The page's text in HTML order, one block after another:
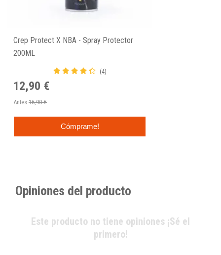
Crep Protect X NBA - Spray Protector
200ML
(4)
12,90 €
Antes 16,90 €
Cómprame!
Opiniones del producto
Este producto no tiene opiniones ¡Sé el
primero!